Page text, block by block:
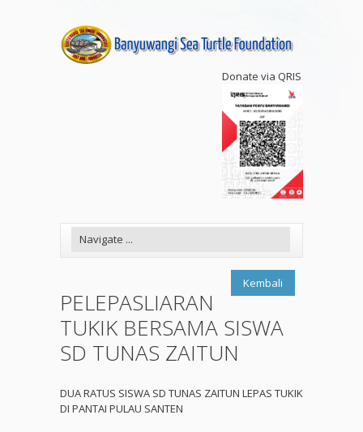
Donate via QRIS
Kembali
PELEPASLIARAN
TUKIK BERSAMA SISWA
SD TUNAS ZAITUN
DUA RATUS SISWA SD TUNAS ZAITUN LEPAS TUKIK
DI PANTAI PULAU SANTEN